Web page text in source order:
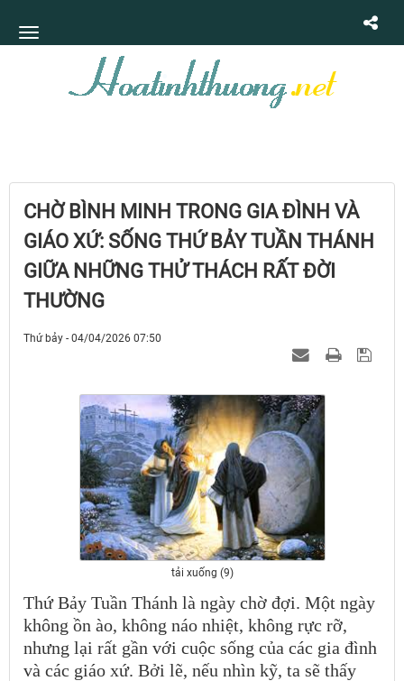
CHỜ BÌNH MINH TRONG GIA ĐÌNH VÀ
GIÁO XỨ: SỐNG THỨ BẢY TUẦN THÁNH
GIỮA NHỮNG THỬ THÁCH RẤT ĐỜI
THƯỜNG
Thứ bảy - 04/04/2026 07:50
tải xuống (9)
Thứ Bảy Tuần Thánh là ngày chờ đợi. Một ngày
không ồn ào, không náo nhiệt, không rực rỡ,
nhưng lại rất gần với cuộc sống của các gia đình
và các giáo xứ. Bởi lẽ, nếu nhìn kỹ, ta sẽ thấy